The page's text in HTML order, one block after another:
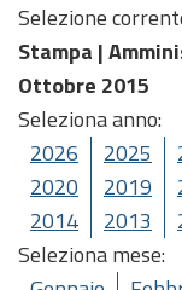
Selezione
Stampa |
Ottobre 2015
Seleziona anno:
2026
2025
2020
2019
2014
2013
Seleziona mese: